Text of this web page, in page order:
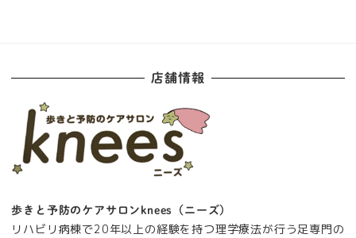
店舗情報
歩きと予防のケアサロンknees（ニーズ）
リハビリ病棟で20年以上の経験を持つ理学療法が行う足専門の